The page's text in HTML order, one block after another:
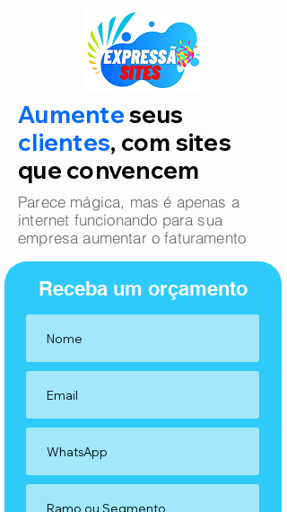
Aumenteseus
clientes, com sites
que convencem
Parece mágica, mas é apenas a
internet funcionando para sua
empresa aumentar o faturamento
Receba um orçamento